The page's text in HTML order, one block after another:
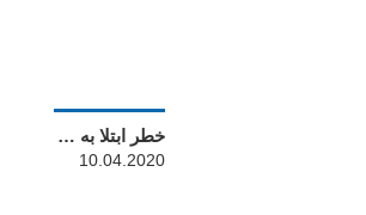
خطر ابتلا به بیماری همه گیر وجود دارد-In-sL به شما حفاظت می کند
10.04.2020